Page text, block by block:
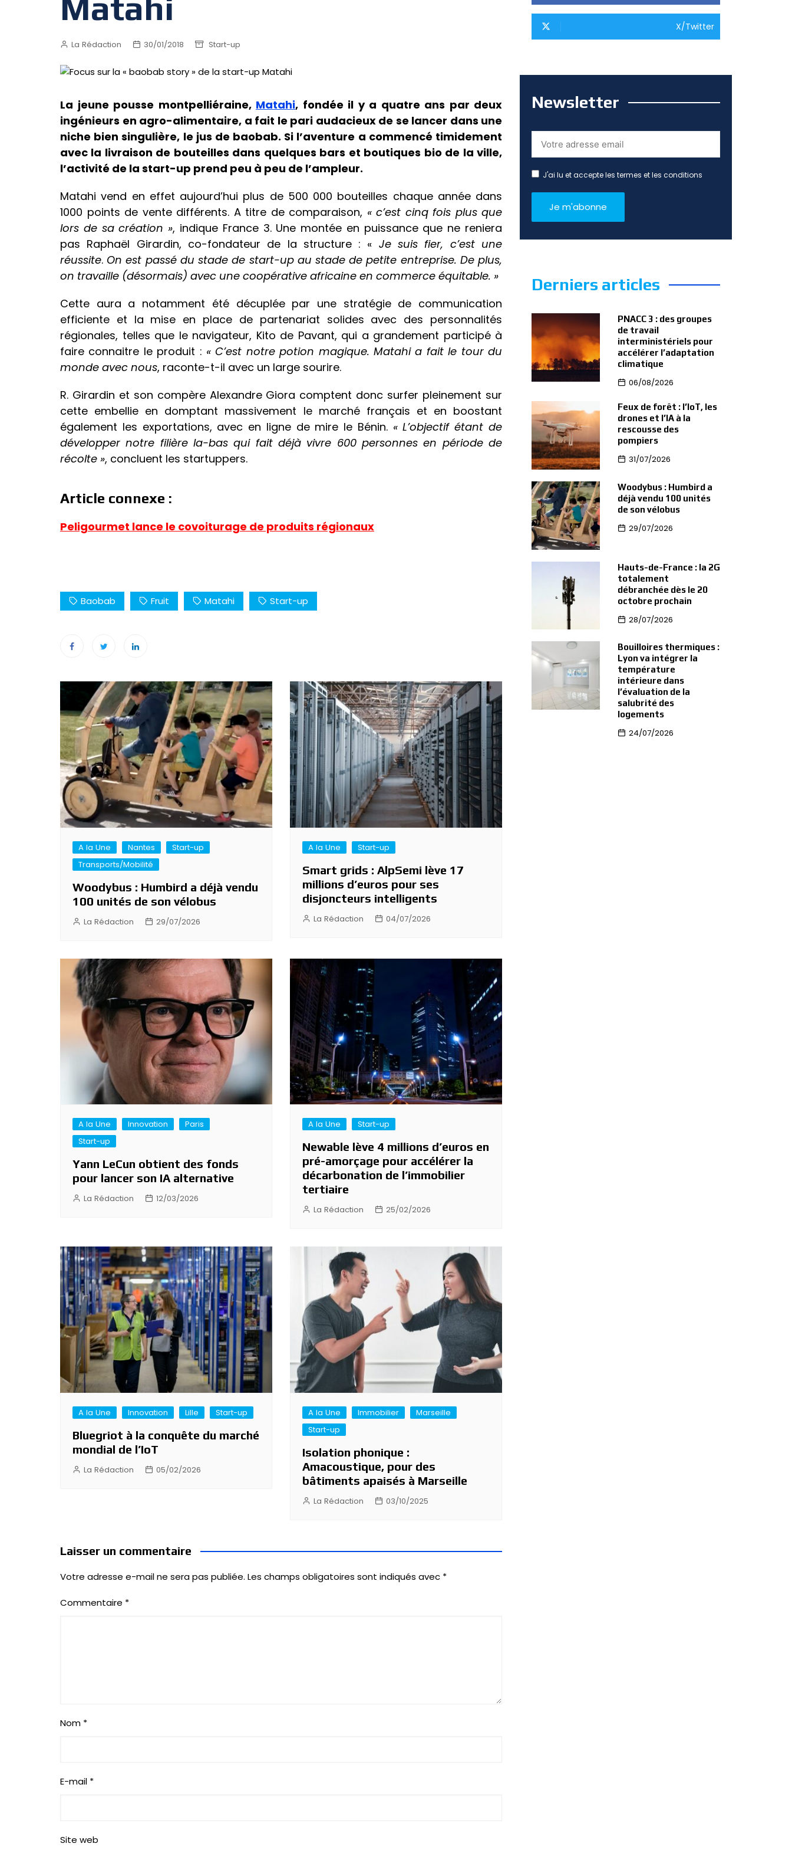
La Rédaction 30/01/2018 Start-up
La jeune pousse montpelliéraine, Matahi, fondée il y a quatre ans par deux
ingénieurs en agro-alimentaire, a fait le pari audacieux de se lancer dans une
niche bien singulière, le jus de baobab. Si l’aventure a commencé timidement
avec la livraison de bouteilles dans quelques bars et boutiques bio de la ville,
l’activité de la start-up prend peu à peu de l’ampleur.
Matahi vend en effet aujourd’hui plus de 500 000 bouteilles chaque année dans
1000 points de vente différents. A titre de comparaison, « c’est cinq fois plus que
lors de sa création », indique France 3. Une montée en puissance que ne reniera
pas Raphaël Girardin, co-fondateur de la structure : « Je suis fier, c’est une
réussite. On est passé du stade de start-up au stade de petite entreprise. De plus,
on travaille (désormais) avec une coopérative africaine en commerce équitable. »
Cette aura a notamment été décuplée par une stratégie de communication
efficiente et la mise en place de partenariat solides avec des personnalités
régionales, telles que le navigateur, Kito de Pavant, qui a grandement participé à
faire connaitre le produit : « C’est notre potion magique. Matahi a fait le tour du
monde avec nous, raconte-t-il avec un large sourire.
R. Girardin et son compère Alexandre Giora comptent donc surfer pleinement sur
cette embellie en domptant massivement le marché français et en boostant
également les exportations, avec en ligne de mire le Bénin. « L’objectif étant de
développer notre filière la-bas qui fait déjà vivre 600 personnes en période de
récolte », concluent les startuppers.
Article connexe :
Peligourmet lance le covoiturage de produits régionaux
Baobab Fruit Matahi Start-up
Navigation
de
l’article
A la Une Nantes
Start-up
Transports/Mobilité
Woodybus : Humbird a déjà vendu
100 unités de son vélobus
La Rédaction 29/07/2026
A la Une Start-up
Smart grids : AlpSemi lève 17
millions d’euros pour ses
disjoncteurs intelligents
La Rédaction 04/07/2026
A la Une Innovation
Paris
Start-up
Yann LeCun obtient des fonds
pour lancer son IA alternative
La Rédaction 12/03/2026
A la Une Start-up
Newable lève 4 millions d’euros en
pré-amorçage pour accélérer la
décarbonation de l’immobilier
tertiaire
La Rédaction 25/02/2026
A la Une Innovation Lille Start-up
Bluegriot à la conquête du marché
mondial de l’IoT
La Rédaction 05/02/2026
A la Une Immobilier
Marseille
Start-up
Isolation phonique :
Amacoustique, pour des
bâtiments apaisés à Marseille
La Rédaction 03/10/2025
Laisser un commentaire
Votre adresse e-mail ne sera pas publiée. Les champs obligatoires sont indiqués avec *
Commentaire *
Nom *
E-mail *
Site web
X/Twitter
Newsletter
J'ai lu et accepte les termes et les conditions
Derniers articles
PNACC 3 : des groupes
de travail
interministériels pour
accélérer l’adaptation
climatique
06/08/2026
Feux de forêt : l’IoT, les
drones et l’IA à la
rescousse des
pompiers
31/07/2026
Woodybus : Humbird a
déjà vendu 100 unités
de son vélobus
29/07/2026
Hauts-de-France : la 2G
totalement
débranchée dès le 20
octobre prochain
28/07/2026
Bouilloires thermiques :
Lyon va intégrer la
température
intérieure dans
l’évaluation de la
salubrité des
logements
24/07/2026